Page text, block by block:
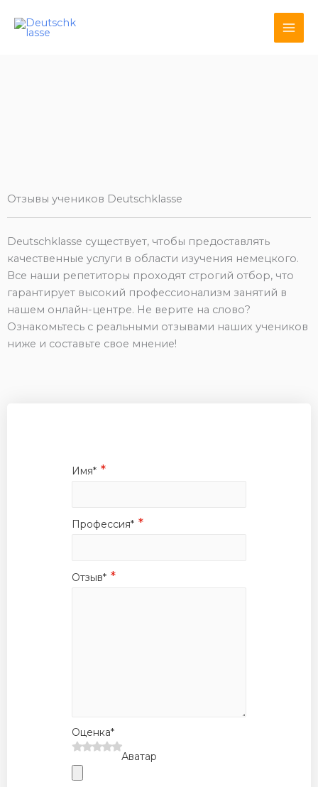
Отзывы учеников Deutschklasse
Deutschklasse существует, чтобы предоставлять
качественные услуги в области изучения немецкого.
Все наши репетиторы проходят строгий отбор, что
гарантирует высокий профессионализм занятий в
нашем онлайн-центре. Не верите на слово?
Ознакомьтесь с реальными отзывами наших учеников
ниже и составьте свое мнение!
Имя* *
Профессия* *
Отзыв* *
Оценка*
Аватар